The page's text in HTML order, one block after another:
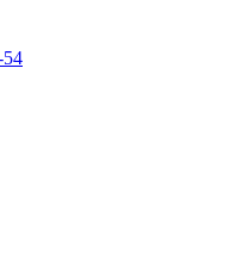
54